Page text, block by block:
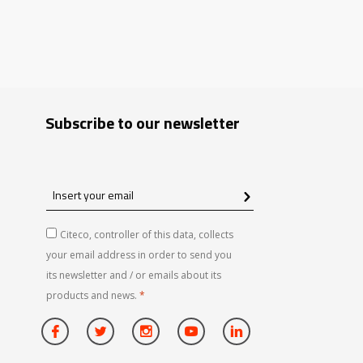
Subscribe to our newsletter
Insert
your
emailCiteco, controller of this data, collects
your email address in order to send you
its newsletter and / or emails about its
products and news. *